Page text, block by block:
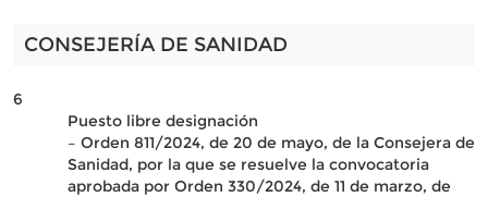
CONSEJERÍA DE SANIDAD
6
Puesto libre designación
– Orden 811/2024, de 20 de mayo, de la Consejera de
Sanidad, por la que se resuelve la convocatoria
aprobada por Orden 330/2024, de 11 de marzo, de